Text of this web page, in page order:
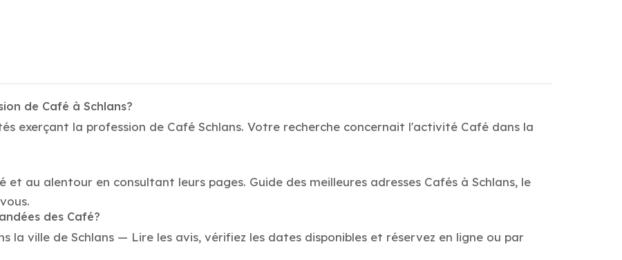
de Café à Schlans?
exerçant la profession de Café Schlans. Votre recherche concernait l'activité Café dans la
au alentour en consultant leurs pages. Guide des meilleures adresses Cafés à Schlans, le
des Café?
la ville de Schlans — Lire les avis, vérifiez les dates disponibles et réservez en ligne ou par